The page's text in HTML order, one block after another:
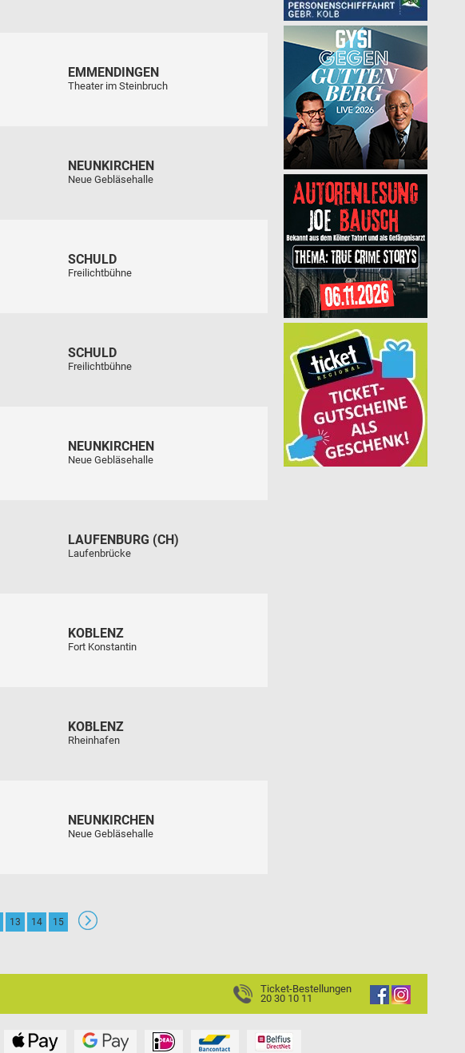
EMMENDINGEN
Theater im Steinbruch
NEUNKIRCHEN
Neue Gebläsehalle
SCHULD
Freilichtbühne
SCHULD
Freilichtbühne
NEUNKIRCHEN
Neue Gebläsehalle
LAUFENBURG (CH)
Laufenbrücke
KOBLENZ
Fort Konstantin
KOBLENZ
Rheinhafen
NEUNKIRCHEN
Neue Gebläsehalle
13 14 15
Ticket-Bestellungen
20 30 10 11